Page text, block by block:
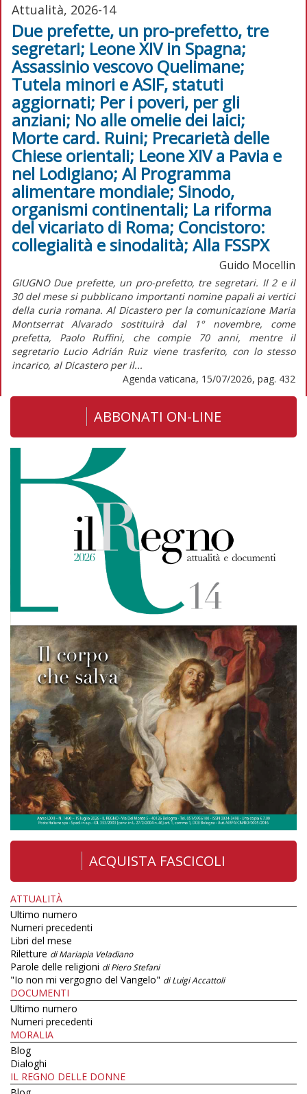
Attualità, 2026-14
Due prefette, un pro-prefetto, tre
segretari; Leone XIV in Spagna;
Assassinio vescovo Quelimane;
Tutela minori e ASIF, statuti
aggiornati; Per i poveri, per gli
anziani; No alle omelie dei laici;
Morte card. Ruini; Precarietà delle
Chiese orientali; Leone XIV a Pavia e
nel Lodigiano; Al Programma
alimentare mondiale; Sinodo,
organismi continentali; La riforma
del vicariato di Roma; Concistoro:
collegialità e sinodalità; Alla FSSPX
Guido Mocellin
GIUGNO Due prefette, un pro-prefetto, tre segretari. Il 2 e il
30 del mese si pubblicano importanti nomine papali ai vertici
della curia romana. Al Dicastero per la comunicazione Maria
Montserrat Alvarado sostituirà dal 1° novembre, come
prefetta, Paolo Ruffini, che compie 70 anni, mentre il
segretario Lucio Adrián Ruiz viene trasferito, con lo stesso
incarico, al Dicastero per il...
Agenda vaticana, 15/07/2026, pag. 432
ABBONATI ON-LINE
ACQUISTA FASCICOLI
ATTUALITÀ
Ultimo numero
Numeri precedenti
Libri del mese
Riletture di Mariapia Veladiano
Parole delle religioni di Piero Stefani
"Io non mi vergogno del Vangelo" di Luigi Accattoli
DOCUMENTI
Ultimo numero
Numeri precedenti
MORALIA
Blog
Dialoghi
IL REGNO DELLE DONNE